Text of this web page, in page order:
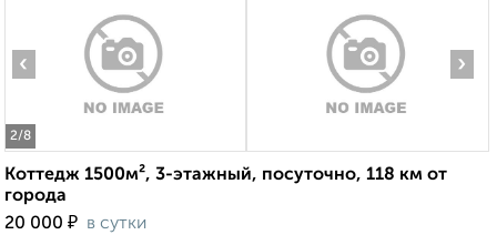
2/8
‹ ›
Коттедж 1500м², 3-этажный, посуточно, 118 км от
города
20 000 ₽ в сутки